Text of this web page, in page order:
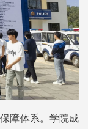
障体系。学院成